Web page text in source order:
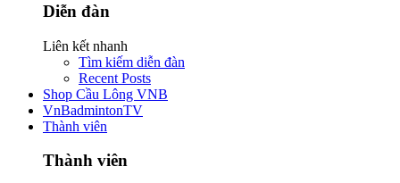
Diễn đàn
Liên kết nhanh
Tìm kiếm diễn đàn
Recent Posts
Shop Cầu Lông VNB
VnBadmintonTV
Thành viên
Thành viên